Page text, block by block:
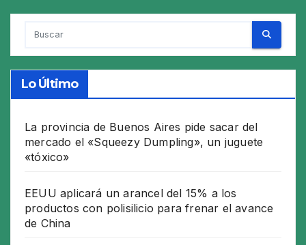
Lo Último
La provincia de Buenos Aires pide sacar del
mercado el «Squeezy Dumpling», un juguete
«tóxico»
EEUU aplicará un arancel del 15% a los
productos con polisilicio para frenar el avance
de China